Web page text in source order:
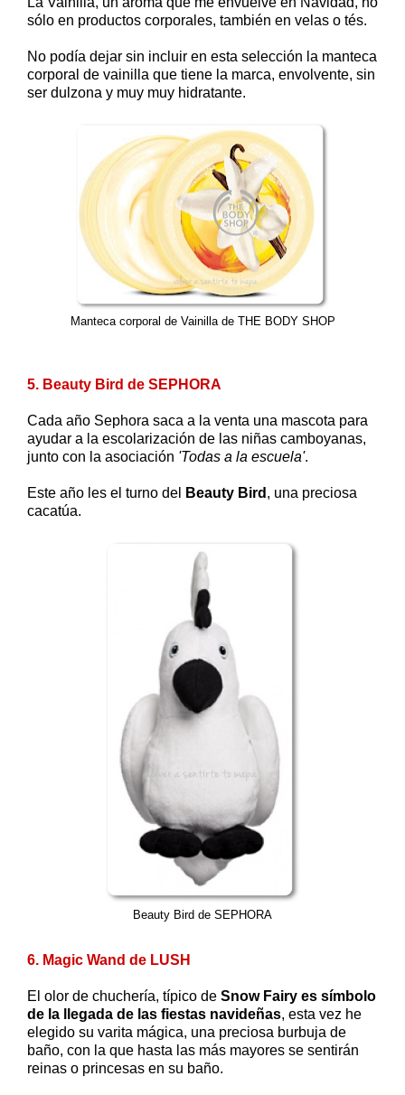
sólo en productos corporales, también en velas o tés.
No podía dejar sin incluir en esta selección la manteca
corporal de vainilla que tiene la marca, envolvente, sin
ser dulzona y muy muy hidratante.
Manteca corporal de Vainilla de THE BODY SHOP
5. Beauty Bird de SEPHORA
Cada año Sephora saca a la venta una mascota para
ayudar a la escolarización de las niñas camboyanas,
junto con la asociación 'Todas a la escuela'.
Este año les el turno del Beauty Bird , una preciosa
cacatúa.
Beauty Bird de SEPHORA
6. Magic Wand de LUSH
El olor de chuchería, típico de Snow Fairy es símbolo
de la llegada de las fiestas navideñas, esta vez he
elegido su varita mágica, una preciosa burbuja de
baño, con la que hasta las más mayores se sentirán
reinas o princesas en su baño.